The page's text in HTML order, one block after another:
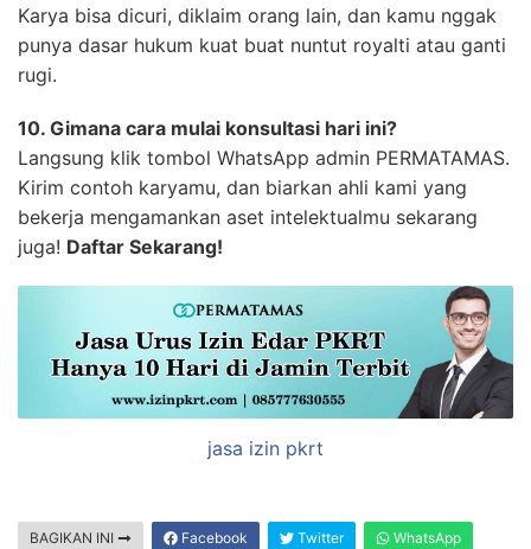
Karya bisa dicuri, diklaim orang lain, dan kamu nggak
punya dasar hukum kuat buat nuntut royalti atau ganti
rugi.
10. Gimana cara mulai konsultasi hari ini?
Langsung klik tombol WhatsApp admin PERMATAMAS.
Kirim contoh karyamu, dan biarkan ahli kami yang
bekerja mengamankan aset intelektualmu sekarang
juga! Daftar Sekarang!
jasa izin pkrt
BAGIKAN INI Facebook Twitter WhatsApp